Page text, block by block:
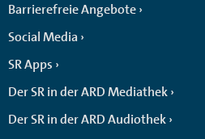
Barrierefreie Angebote
Social Media
SR Apps
Der SR in der ARD Mediathek
Der SR in der ARD Audiothek